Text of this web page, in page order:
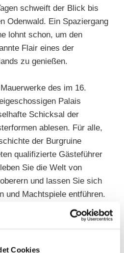
Cookies
schweift der Blick bis
Odenwald. Ein Spaziergang
lohnt schon, um den
Flair eines der
zu genießen.
des im 16.
Palais
Schicksal der
ablesen. Für alle,
der Burgruine
qualifizierte Gästeführer
Sie die Welt von
und lassen Sie sich
und Machtspiele entführen.